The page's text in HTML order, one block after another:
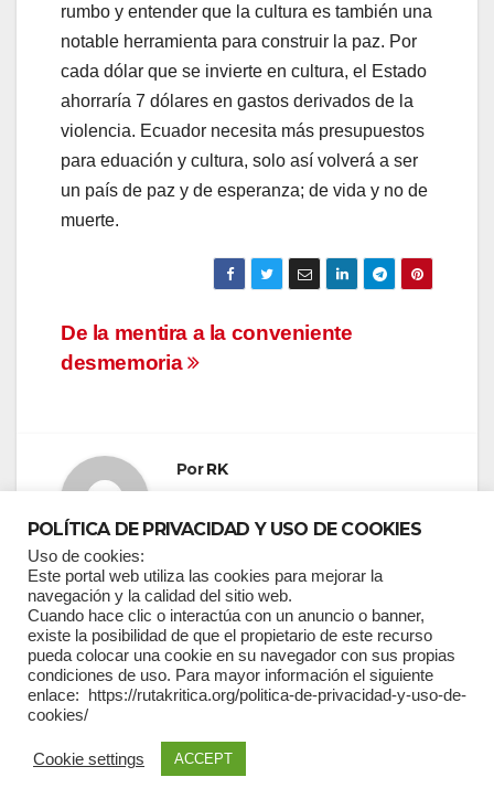
rumbo y entender que la cultura es también una
notable herramienta para construir la paz. Por
cada dólar que se invierte en cultura, el Estado
ahorraría 7 dólares en gastos derivados de la
violencia. Ecuador necesita más presupuestos
para eduación y cultura, solo así volverá a ser
un país de paz y de esperanza; de vida y no de
muerte.
Navegación
de
De la mentira a la conveniente
desmemoria
PorRK
ENTRADA RELACIONADA
POLÍTICA DE PRIVACIDAD Y USO DE COOKIES
Uso de cookies:
Este portal web utiliza las cookies para mejorar la
navegación y la calidad del sitio web.
Cuando hace clic o interactúa con un anuncio o banner,
existe la posibilidad de que el propietario de este recurso
pueda colocar una cookie en su navegador con sus propias
condiciones de uso. Para mayor información el siguiente
enlace: https://rutakritica.org/politica-de-privacidad-y-uso-de-
cookies/
Cookie settings ACCEPT